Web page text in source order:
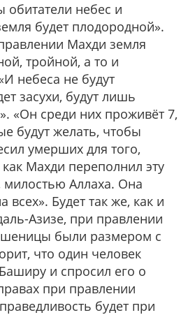
обитатели небес и
будет плодородной».
Махди земля
тройной, а то и
небеса не будут
засухи, будут лишь
«Он среди них проживёт 7,
будут желать, чтобы
умерших для того,
Махди переполнил эту
милостью Аллаха. Она
всех». Будет так же, как и
Азизе, при правлении
были размером с
что один человек
и спросил его о
при правлении
будет при